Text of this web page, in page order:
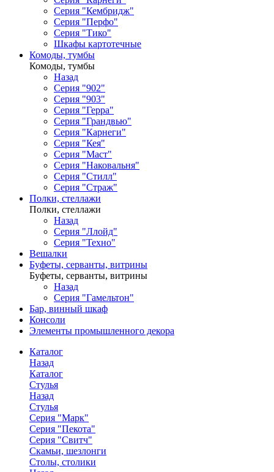
Серия "Кембридж"
Серия "Перфо"
Серия "Тико"
Шкафы картотечные
Комоды, тумбы
Комоды, тумбы
Назад
Серия "902"
Серия "903"
Серия "Герра"
Серия "Грандвью"
Серия "Карнеги"
Серия "Кея"
Серия "Маст"
Серия "Наковальня"
Серия "Стилл"
Серия "Страж"
Полки, стеллажи
Полки, стеллажи
Назад
Серия "Ллойд"
Серия "Техно"
Вешалки
Буфеты, серванты, витрины
Буфеты, серванты, витрины
Назад
Серия "Гамельтон"
Бар, винный шкаф
Консоли
Элементы промышленного декора
Каталог
Назад
Каталог
Стулья
Назад
Стулья
Серия "Марк"
Серия "Пекота"
Серия "Свитч"
Скамьи, шезлонги
Столы, столики